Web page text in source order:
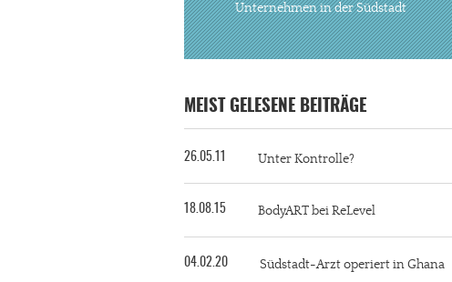
Unternehmen in der Südstadt
MEIST GELESENE BEITRÄGE
26.05.11 Unter Kontrolle?
18.08.15 BodyART bei ReLevel
04.02.20 Südstadt-Arzt operiert in Ghana